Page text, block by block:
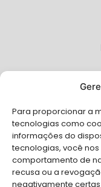
Para proporcionar a
tecnologias como
informações do
tecnologias, você
comportamento de
recusa ou a
negativamente